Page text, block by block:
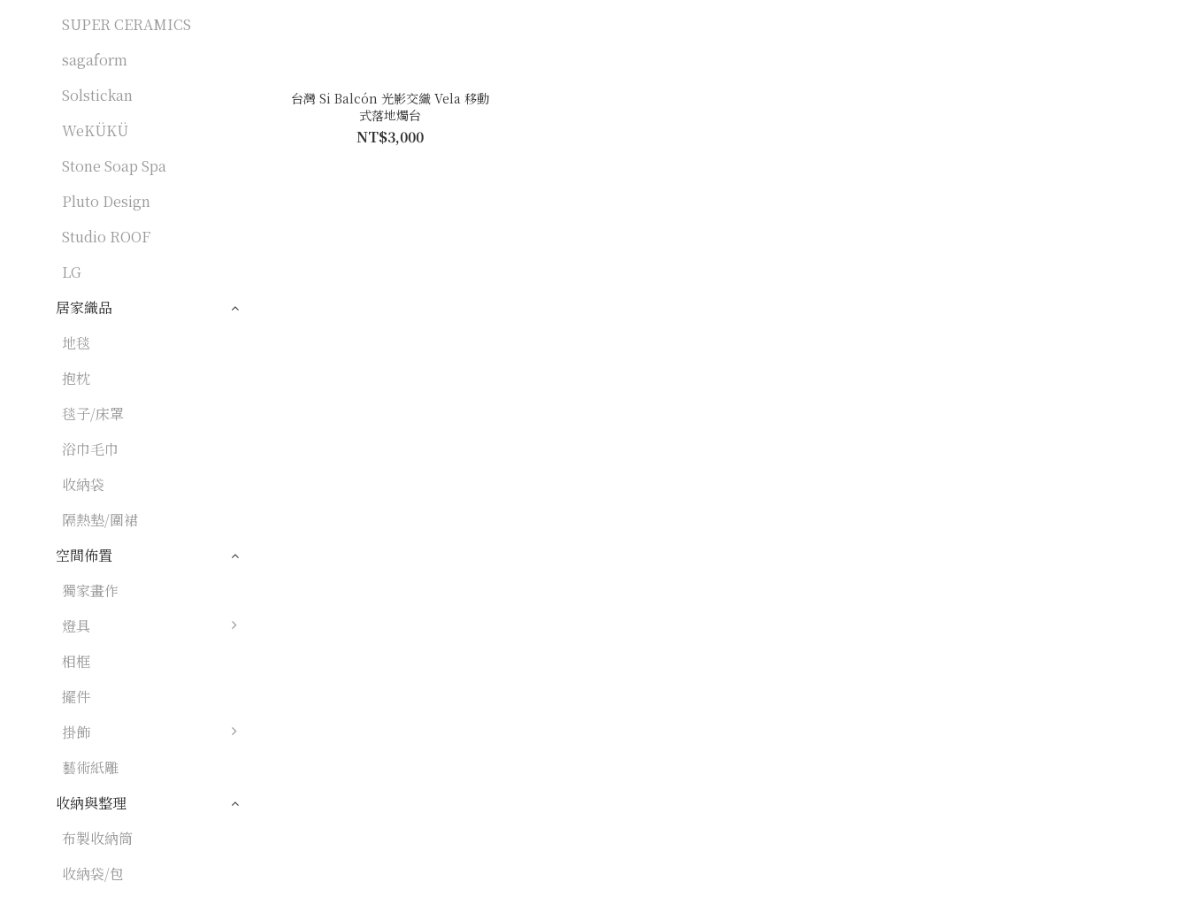
SUPER CERAMICS
sagaform
Solstickan
WeKÜKÜ
Stone Soap Spa
Pluto Design
Studio ROOF
LG
居家織品
地毯
抱枕
毯子/床罩
浴巾毛巾
收納袋
隔熱墊/圍裙
空間佈置
獨家畫作
燈具
相框
擺件
掛飾
藝術紙雕
收納與整理
布製收納筒
收納袋/包
台灣 Si Balcón 光影交織 Vela 移動
式落地燭台
NT$3,000